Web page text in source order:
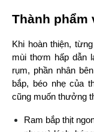
Thành
Khi hoàn thiện,
mùi thơm hấp dẫn
rụm, phần nhân
bắp, béo nhẹ của
cũng muốn thưởng
Ram bắp thịt